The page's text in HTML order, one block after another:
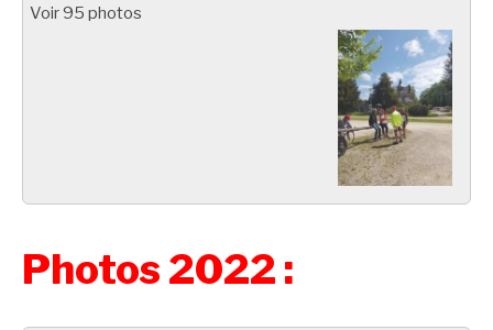
Voir 95 photos
Photos 2022 :